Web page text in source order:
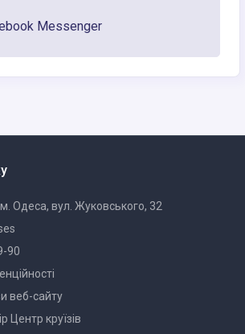
Messenger
Одеса, вул. Жуковського, 32
90
веб-сайту
Центр круїзів